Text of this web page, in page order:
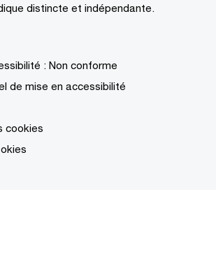
distincte et indépendante.
: Non conforme
de mise en accessibilité
cookies